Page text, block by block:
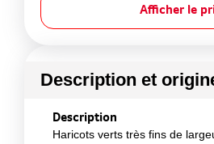
Afficher le
Description et
Description
Haricots verts très fins de